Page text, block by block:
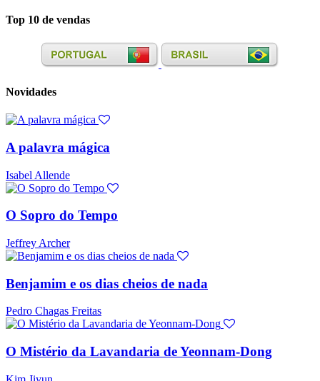
Top 10 de vendas
Novidades
A palavra mágica
Isabel Allende
O Sopro do Tempo
Jeffrey Archer
Benjamim e os dias cheios de nada
Pedro Chagas Freitas
O Mistério da Lavandaria de Yeonnam-Dong